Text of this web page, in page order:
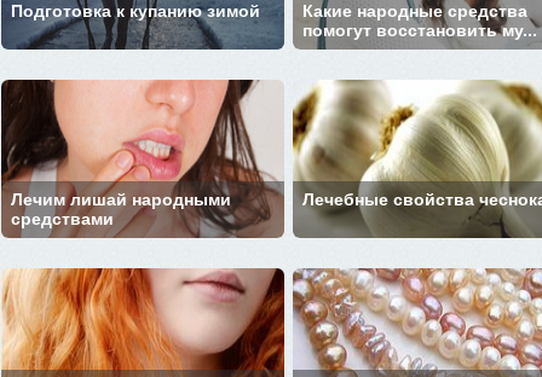
Подготовка к купанию зимой
Какие народные средства
помогут восстановить му...
Лечим лишай народными
средствами
Лечебные свойства